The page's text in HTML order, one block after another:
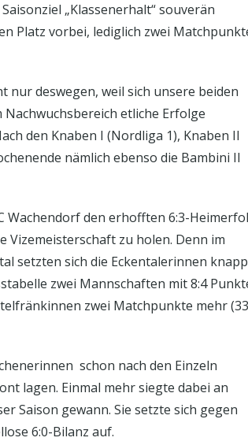
„Klassenerhalt“ souverän
Platz vorbei, lediglich zwei
deswegen, weil sich unsere beiden
etliche Erfolge
den Knaben I (Nordliga 1), Knaben II
nämlich ebenso die Bambini II
Wachendorf den erhofften 6:3-
Vizemeisterschaft zu holen. Denn im
setzten sich die Eckentalerinnen
zwei Mannschaften mit 8:4
zwei Matchpunkte mehr
schon nach den Einzeln
lagen. Einmal mehr siegte dabei an
Saison gewann. Sie setzte sich gegen
6:0-Bilanz auf.